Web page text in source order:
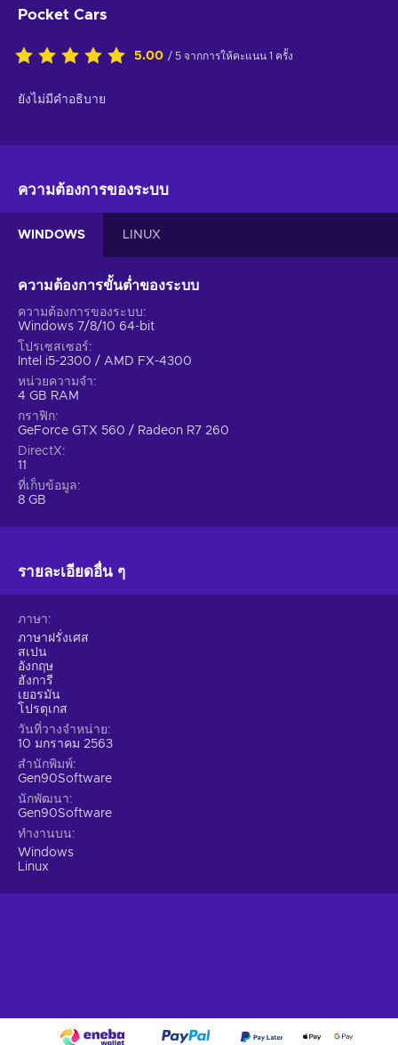
Pocket Cars
5.00 / 5 จากการให้คะแนน 1 ครั้ง
ยังไม่มีคำอธิบาย
ความต้องการของระบบ
WINDOWS LINUX
ความต้องการขั้นต่ำของระบบ
ความต้องการของระบบ
Windows 7/8/10 64-bit
โปรเซสเซอร์
Intel i5-2300 / AMD FX-4300
หน่วยความจำ
4 GB RAM
กราฟิก
GeForce GTX 560 / Radeon R7 260
DirectX
11
ที่เก็บข้อมูล
8 GB
รายละเอียดอื่น ๆ
ภาษา
ภาษาฝรั่งเศส
สเปน
อังกฤษ
ฮังการี
เยอรมัน
โปรตุเกส
วันที่วางจำหน่าย
10 มกราคม 2563
สำนักพิมพ์
Gen90Software
นักพัฒนา
Gen90Software
ทำงานบน
Windows
Linux